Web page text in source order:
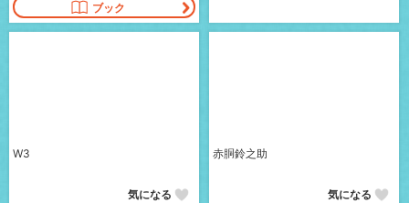
ブック
W3
気になる
赤胴鈴之助
気になる